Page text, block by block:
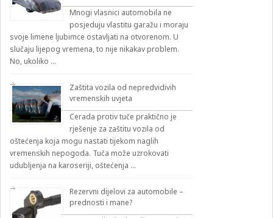
Mnogi vlasnici automobila ne
posjeduju vlastitu garažu i moraju
svoje limene ljubimce ostavljati na otvorenom. U
slučaju lijepog vremena, to nije nikakav problem.
No, ukoliko …
Zaštita vozila od nepredvidivih
vremenskih uvjeta
Cerada protiv tuče praktično je
rješenje za zaštitu vozila od
oštećenja koja mogu nastati tijekom naglih
vremenskih nepogoda. Tuča može uzrokovati
udubljenja na karoseriji, oštećenja …
Rezervni dijelovi za automobile –
prednosti i mane?